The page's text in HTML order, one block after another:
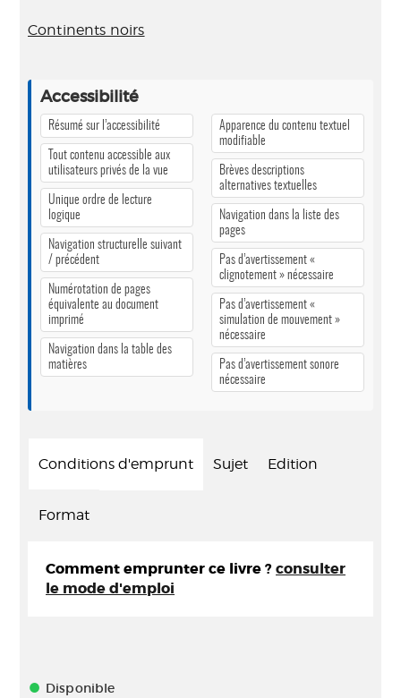
Continents noirs
Accessibilité
Résumé sur l’accessibilité
Tout contenu accessible aux
utilisateurs privés de la vue
Unique ordre de lecture
logique
Navigation structurelle suivant
/ précédent
Numérotation de pages
équivalente au document
imprimé
Navigation dans la table des
matières
Apparence du contenu textuel
modifiable
Brèves descriptions
alternatives textuelles
Navigation dans la liste des
pages
Pas d’avertissement «
clignotement » nécessaire
Pas d’avertissement «
simulation de mouvement »
nécessaire
Pas d’avertissement sonore
nécessaire
Conditions d'emprunt Sujet Edition
Format
Comment emprunter ce livre ? consulter
le mode d'emploi
Disponible